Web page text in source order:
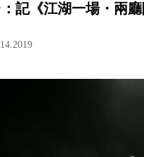
記《江湖一場・兩廳